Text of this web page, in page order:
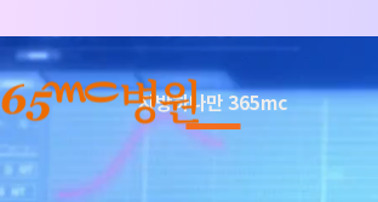
지방하나만 365mc